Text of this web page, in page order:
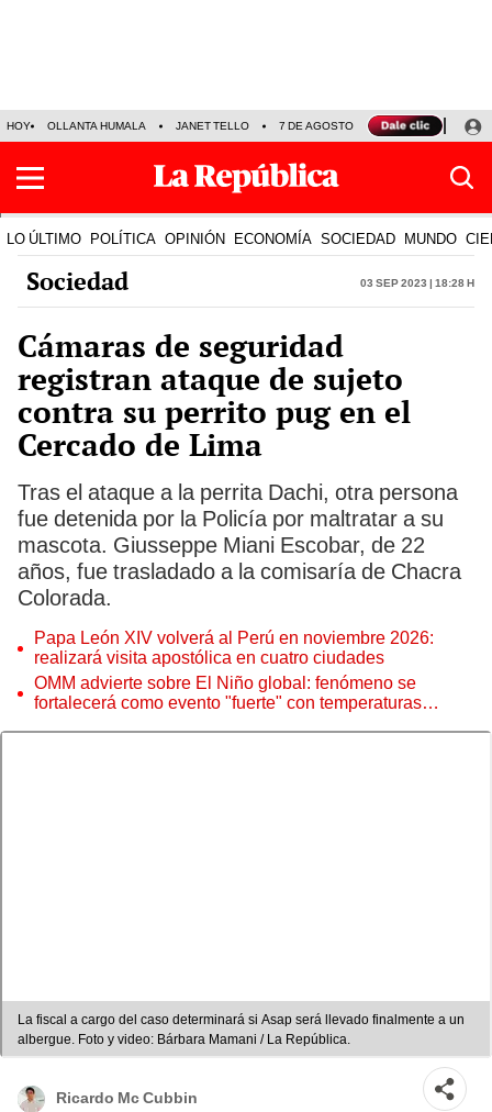
HOY OLLANTA HUMALA JANET TELLO 7 DE AGOSTO TINKA RESULTADOS
LO ÚLTIMO POLÍTICA OPINIÓN ECONOMÍA SOCIEDAD MUNDO
Sociedad 03 Sep 2023 | 18:28 h
Cámaras de seguridad
registran ataque de sujeto
contra su perrito pug en el
Cercado de Lima
Tras el ataque a la perrita Dachi, otra persona
fue detenida por la Policía por maltratar a su
mascota. Giusseppe Miani Escobar, de 22
años, fue trasladado a la comisaría de Chacra
Colorada.
Papa León XIV volverá al Perú en noviembre 2026:
realizará visita apostólica en cuatro ciudades
OMM advierte sobre El Niño global: fenómeno se
fortalecerá como evento "fuerte" con temperaturas
La fiscal a cargo del caso determinará si Asap será llevado finalmente a un
albergue. Foto y video: Bárbara Mamani / La República.
Ricardo Mc Cubbin